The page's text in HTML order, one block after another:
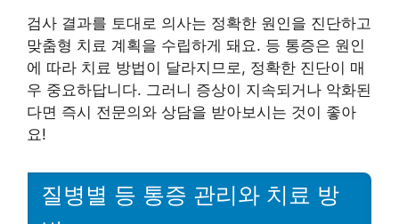
검사 결과를 토대로 의사는 정확한 원인을 진단하고
맞춤형 치료 계획을 수립하게 돼요. 등 통증은 원인
에 따라 치료 방법이 달라지므로, 정확한 진단이 매
우 중요하답니다. 그러니 증상이 지속되거나 악화된
다면 즉시 전문의와 상담을 받아보시는 것이 좋아
요!
질병별 등 통증 관리와 치료 방